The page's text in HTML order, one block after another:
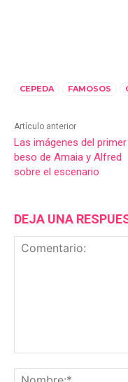
CEPEDA FAMOSOS
Artículo anterior
Las imágenes del primer
beso de Amaia y Alfred
sobre el escenario
DEJA UNA